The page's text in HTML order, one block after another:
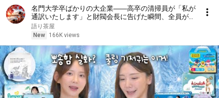
名門大学卒ばかりの大企業――高卒の清掃員が「私が
通訳いたします」と財閥会長に告げた瞬間、全員が嘲
笑した。しかし5分後、その場は静まり返った。#動
エピソード#老後の物語 #家族の物語
語り茶屋
New
166K views